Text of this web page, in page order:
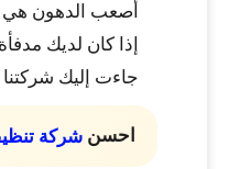
أصعب الدهون هي
إذا كان لديك
جاءت إليك
احسن شركة